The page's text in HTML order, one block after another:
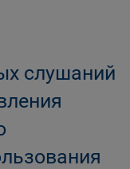
слушаний